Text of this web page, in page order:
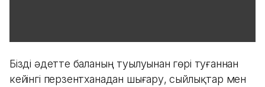
Бізді әдетте баланың туылуынан гөрі туғаннан
кейінгі перзентханадан шығару, сыйлықтар мен